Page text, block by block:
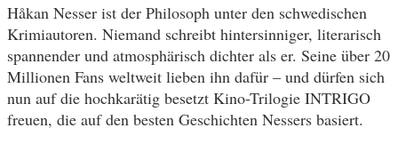
Håkan Nesser ist der Philosoph unter den schwedischen
Krimiautoren. Niemand schreibt hintersinniger, literarisch
spannender und atmosphärisch dichter als er. Seine über 20
Millionen Fans weltweit lieben ihn dafür – und dürfen sich
nun auf die hochkarätig besetzt Kino-Trilogie INTRIGO
freuen, die auf den besten Geschichten Nessers basiert.